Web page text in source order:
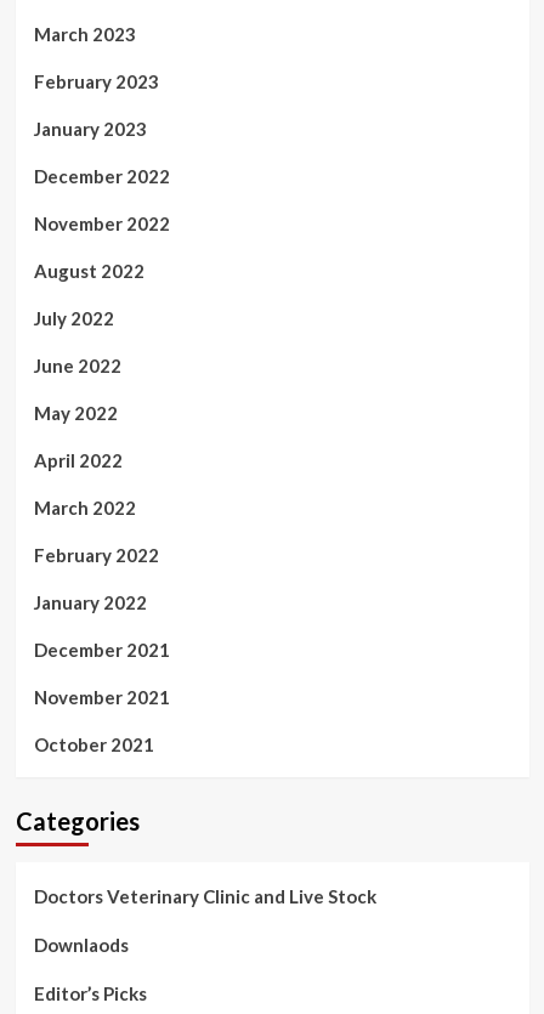
March 2023
February 2023
January 2023
December 2022
November 2022
August 2022
July 2022
June 2022
May 2022
April 2022
March 2022
February 2022
January 2022
December 2021
November 2021
October 2021
Categories
Doctors Veterinary Clinic and Live Stock
Downlaods
Editor’s Picks